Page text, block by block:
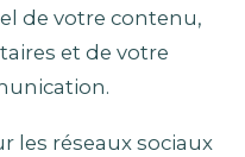
de votre contenu,
et de votre
les réseaux sociaux